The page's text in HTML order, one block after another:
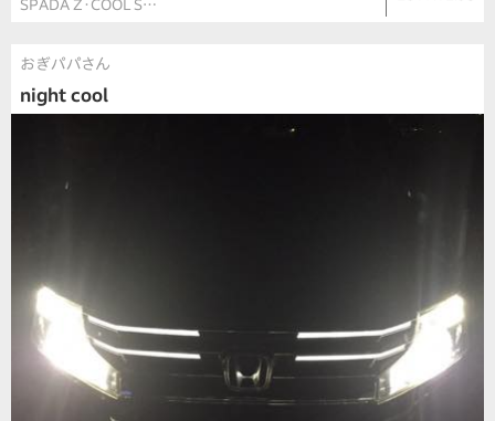
SPADA Z・COOL S…
おぎパパさん
night cool